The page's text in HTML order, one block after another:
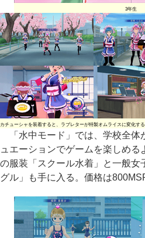
3年生
カチューシャを装着すると、ラブレターが特製オムライスに変化する
「水中モード」では、学校全体
ュエーションでゲームを楽しめ
の服装「スクール水着」と一般女
グル」も手に入る。価格は